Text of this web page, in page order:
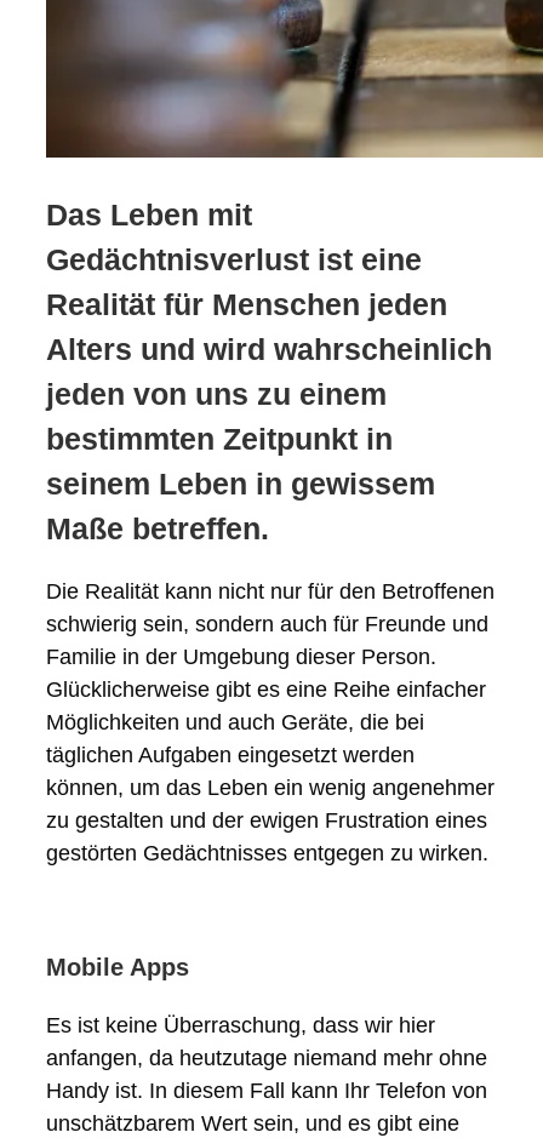
Das Leben mit
Gedächtnisverlust ist eine
Realität für Menschen jeden
Alters und wird wahrscheinlich
jeden von uns zu einem
bestimmten Zeitpunkt in
seinem Leben in gewissem
Maße betreffen.
Die Realität kann nicht nur für den Betroffenen
schwierig sein, sondern auch für Freunde und
Familie in der Umgebung dieser Person.
Glücklicherweise gibt es eine Reihe einfacher
Möglichkeiten und auch Geräte, die bei
täglichen Aufgaben eingesetzt werden
können, um das Leben ein wenig angenehmer
zu gestalten und der ewigen Frustration eines
gestörten Gedächtnisses entgegen zu wirken.
Mobile Apps
Es ist keine Überraschung, dass wir hier
anfangen, da heutzutage niemand mehr ohne
Handy ist. In diesem Fall kann Ihr Telefon von
unschätzbarem Wert sein, und es gibt eine